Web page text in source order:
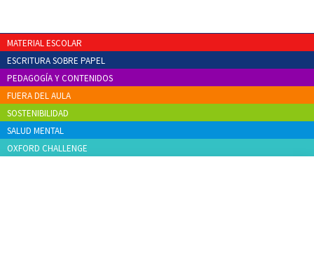
MATERIAL ESCOLAR
ESCRITURA SOBRE PAPEL
PEDAGOGÍA Y CONTENIDOS
FUERA DEL AULA
SOSTENIBILIDAD
SALUD MENTAL
OXFORD CHALLENGE